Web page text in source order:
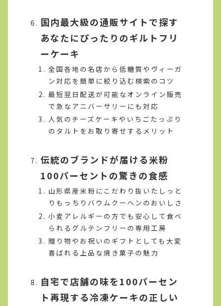
国内最大級の通販サイトで探す
あなたにぴったりのギルトフリ
ーケーキ
全国各地の名店から低糖質やヴィーガ
ン対応を簡単に絞り込む検索のコツ
最短翌日配送が可能なオンライン販売
で急なアニバーサリーにも対応
人気のチーズケーキやいちごたっぷり
のタルトをお取り寄せするメリット
伝統のブランドが届ける米粉
100パーセントの驚きの食感
山形県産米粉にこだわり抜いたしっと
りもっちりバウムクーヘンのおいしさ
小麦アレルギーの方でも安心して食べ
られるグルテンフリーの専用工房
贈り物やお祝いのギフトとしても大変
喜ばれる上品な焼き菓子の魅力
自宅で店舗の味を100パーセン
ト再現する冷凍ケーキの正しい